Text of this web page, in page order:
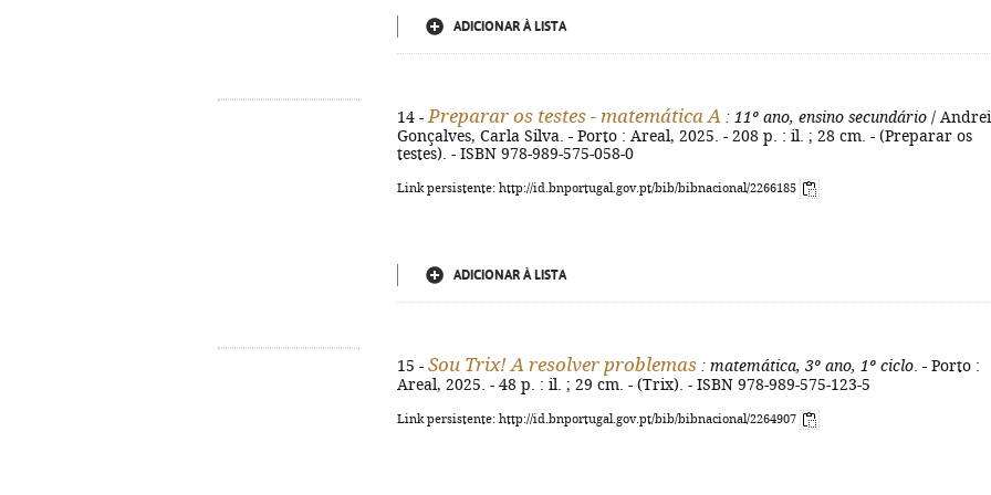
ADICIONAR À LISTA
14 - Preparar os testes - matemática A : 11º ano, ensino secundário /
Gonçalves, Carla Silva. - Porto : Areal, 2025. - 208 p. : il. ; 28 cm. - (Preparar os
testes). - ISBN 978-989-575-058-0
Link persistente: http://id.bnportugal.gov.pt/bib/bibnacional/2266185
ADICIONAR À LISTA
15 - Sou Trix! A resolver problemas : matemática, 3º ano, 1º ciclo . - Porto :
Areal, 2025. - 48 p. : il. ; 29 cm. - (Trix). - ISBN 978-989-575-123-5
Link persistente: http://id.bnportugal.gov.pt/bib/bibnacional/2264907